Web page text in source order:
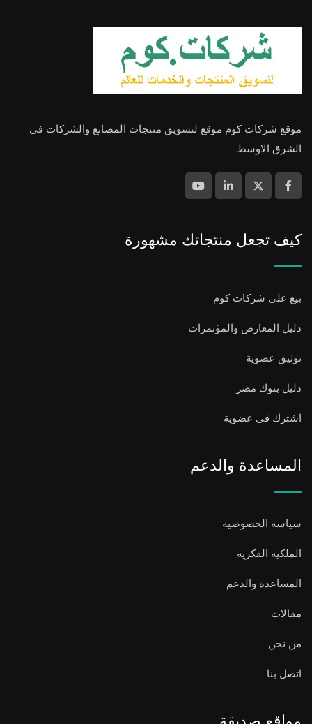
موقع شركات كوم موقع لتسويق منتجات المصانع والشركات فى
الشرق الاوسط.
كيف تجعل منتجاتك مشهورة
بيع على شركات كوم
دليل المعارض والمؤتمرات
توثيق عضوية
دليل بنوك مصر
اشترك فى عضوية
المساعدة والدعم
سياسة الخصوصية
الملكية الفكرية
المساعدة والدعم
مقالات
من نحن
اتصل بنا